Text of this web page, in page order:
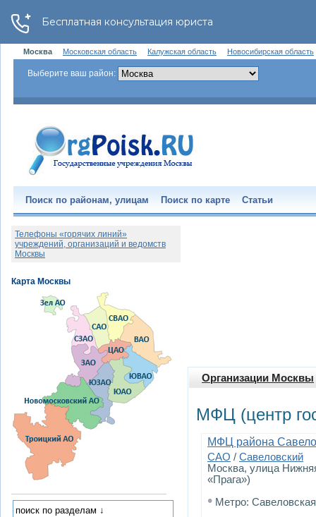
Москва Московская область Калужская область Новосибирская область
Выберите ваш район:
Поиск по районам, улицам Поиск по карте Статьи
Организации Москвы
МФЦ (центр
МФЦ района
САО / Савеловский
Москва, улица
«Прага»)
• Метро: Савеловская
Телефоны «горячих линий»
учреждений, организаций и ведомств
Москвы